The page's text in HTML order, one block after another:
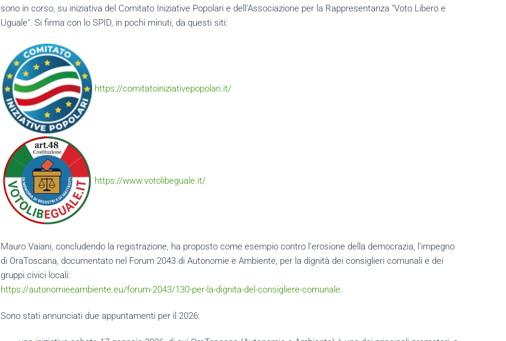
sono in corso, su iniziativa del Comitato Iniziative Popolari e dell'Associazione per la Rappresentanza "Voto Libero e
Uguale". Si firma con lo SPID, in pochi minuti, da questi siti:
https://comitatoiniziativepopolari.it/
https://www.votolibeguale.it/
Mauro Vaiani, concludendo la registrazione, ha proposto come esempio contro l'erosione della democrazia, l'impegno
di OraToscana, documentato nel Forum 2043 di Autonomie e Ambiente, per la dignità dei consiglieri comunali e dei
gruppi civici locali:
https://autonomieeambiente.eu/forum-2043/130-per-la-dignita-del-consigliere-comunale.
Sono stati annunciati due appuntamenti per il 2026: